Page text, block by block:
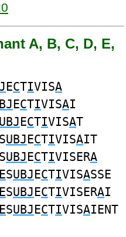
A, B, C, D, E,
ECTIVISA
ECTIVISAI
UBJECTIVISAT
SUBJECTIVISAIT
SUBJECTIVISERA
SUBJECTIVISASSE
SUBJECTIVISERAI
SUBJECTIVISAIENT